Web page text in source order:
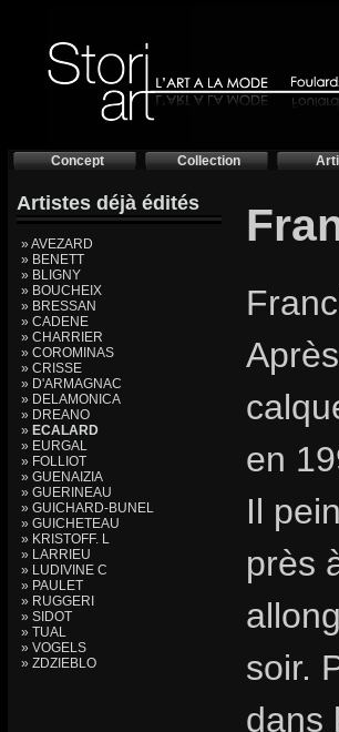
Concept Collection
Artistes déjà édités
» AVEZARD
» BENETT
» BLIGNY
» BOUCHEIX
» BRESSAN
» CADENE
» CHARRIER
» COROMINAS
» CRISSE
» D'ARMAGNAC
» DELAMONICA
» DREANO
» ECALARD
» EURGAL
» FOLLIOT
» GUENAIZIA
» GUERINEAU
» GUICHARD-BUNEL
» GUICHETEAU
» KRISTOFF. L
» LARRIEU
» LUDIVINE C
» PAULET
» RUGGERI
» SIDOT
» TUAL
» VOGELS
» ZDZIEBLO
en
Il
près
soir.
dans